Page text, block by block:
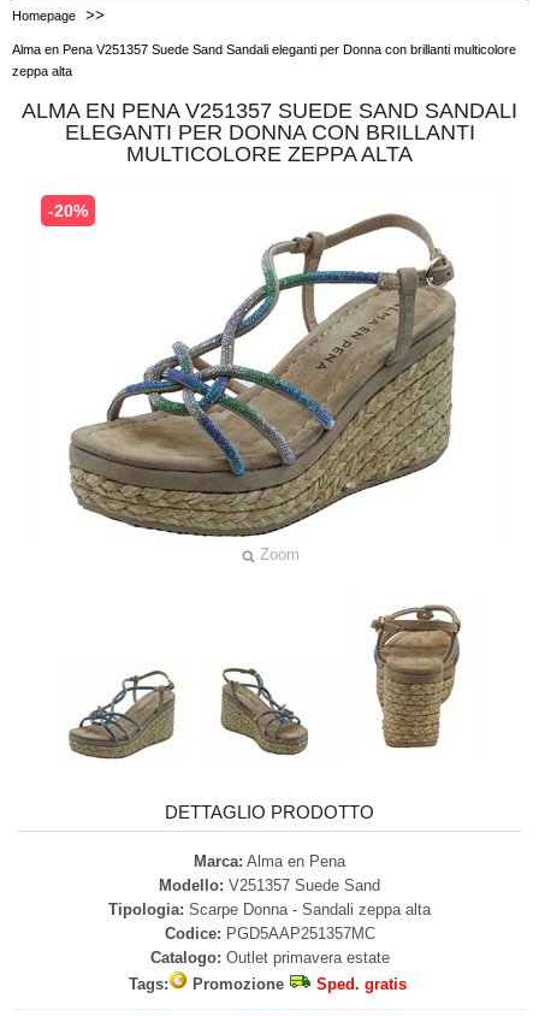
Homepage >>
Alma en Pena V251357 Suede Sand Sandali eleganti per Donna con brillanti multicolore
zeppa alta
ALMA EN PENA V251357 SUEDE SAND SANDALI
ELEGANTI PER DONNA CON BRILLANTI
MULTICOLORE ZEPPA ALTA
Zoom
-20%
DETTAGLIO PRODOTTO
Marca: Alma en Pena
Modello: V251357 Suede Sand
Tipologia: Scarpe Donna - Sandali zeppa alta
Codice: PGD5AAP251357MC
Catalogo: Outlet primavera estate
Tags:
Promozione Sped. gratis